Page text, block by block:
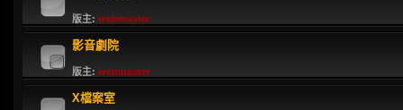
版主: webmaster
影音劇院
版主: webmaster
X檔案室